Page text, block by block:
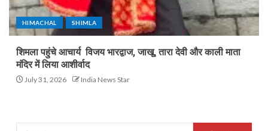
HIMACHAL SHIMLA
शिमला पहुंचे आचार्य विजय भारद्वाज, जाखू, तारा देवी और काली माता
मंदिर में लिया आशीर्वाद
July 31, 2026 India News Star